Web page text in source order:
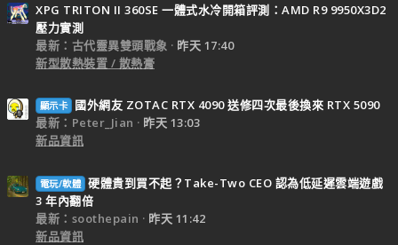
XPG TRITON II 360SE 一體式水冷開箱評測：AMD R9 9950X3D2
壓力實測
最新：古代靈異雙頭戰象
昨天 17:40
新型散熱裝置 / 散熱膏
顯示卡
國外網友 ZOTAC RTX 4090 送修四次最後換來 RTX 5090
最新：Peter_Jian
昨天 13:03
新品資訊
電玩/軟體 硬體貴到買不起？Take-Two CEO 認為低延遲雲端遊戲
3 年內翻倍
最新：soothepain
昨天 11:42
新品資訊